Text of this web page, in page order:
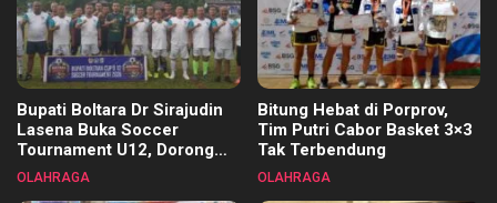
Bupati Boltara Dr Sirajudin
Lasena Buka Soccer
Tournament U12, Dorong
Pembinaan Merata di Setiap
OLAHRAGA
Bitung Hebat di Porprov,
Tim Putri Cabor Basket 3×3
Tak Terbendung
OLAHRAGA